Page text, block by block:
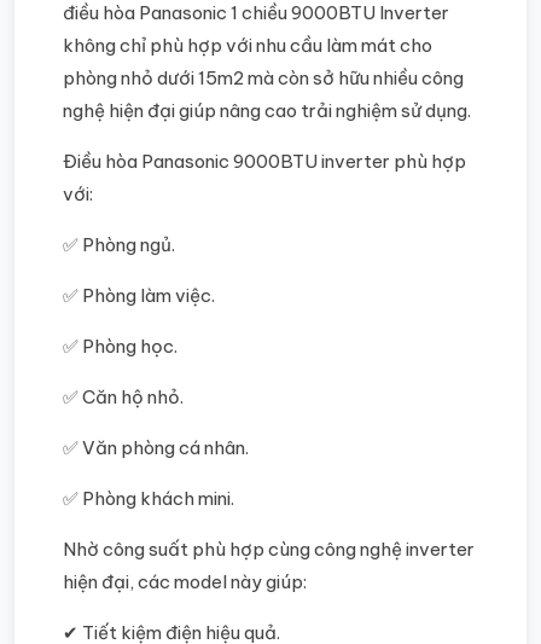
điều hòa Panasonic 1 chiều 9000BTU Inverter
không chỉ phù hợp với nhu cầu làm mát cho
phòng nhỏ dưới 15m2 mà còn sở hữu nhiều công
nghệ hiện đại giúp nâng cao trải nghiệm sử dụng.
Điều hòa Panasonic 9000BTU inverter phù hợp
với:
✅ Phòng ngủ.
✅ Phòng làm việc.
✅ Phòng học.
✅ Căn hộ nhỏ.
✅ Văn phòng cá nhân.
✅ Phòng khách mini.
Nhờ công suất phù hợp cùng công nghệ inverter
hiện đại, các model này giúp:
✔ Tiết kiệm điện hiệu quả.